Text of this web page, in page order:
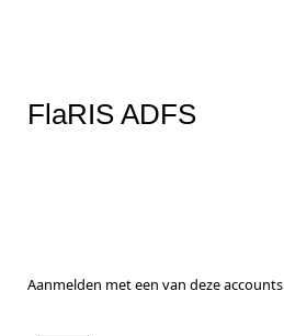
FlaRIS ADFS
Aanmelden met een van deze accounts